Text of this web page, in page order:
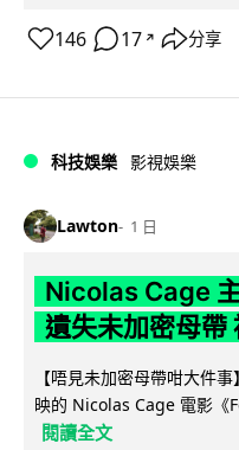
146 17 ↗ 分享
科技娛樂 影視娛樂
Lawton 1 日
Nicolas Cage
遺失未加密母帶
【唔見未加密母帶咁大件
映的 Nicolas Cage 電影《
閱讀全文